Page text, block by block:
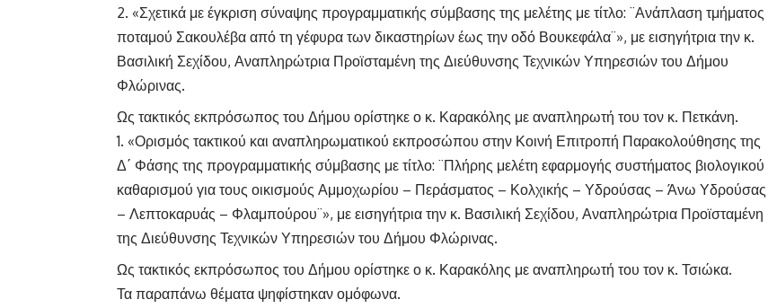
«Σχετικά με έγκριση σύναψης προγραμματικής σύμβασης της μελέτης με τίτλο: ¨Ανάπλαση τμήματος
ποταμού Σακουλέβα από τη γέφυρα των δικαστηρίων έως την οδό Βουκεφάλα¨», με εισηγήτρια την κ.
Βασιλική Σεχίδου, Αναπληρώτρια Προϊσταμένη της Διεύθυνσης Τεχνικών Υπηρεσιών του Δήμου
Φλώρινας.
Ως τακτικός εκπρόσωπος του Δήμου ορίστηκε ο κ. Καρακόλης με αναπληρωτή του τον κ. Πετκάνη.
«Ορισμός τακτικού και αναπληρωματικού εκπροσώπου στην Κοινή Επιτροπή Παρακολούθησης της
Δ΄ Φάσης της προγραμματικής σύμβασης με τίτλο: ¨Πλήρης μελέτη εφαρμογής συστήματος βιολογικού
καθαρισμού για τους οικισμούς Αμμοχωρίου – Περάσματος – Κολχικής – Υδρούσας – Άνω Υδρούσας
– Λεπτοκαρυάς – Φλαμπούρου¨», με εισηγήτρια την κ. Βασιλική Σεχίδου, Αναπληρώτρια Προϊσταμένη
της Διεύθυνσης Τεχνικών Υπηρεσιών του Δήμου Φλώρινας.
Ως τακτικός εκπρόσωπος του Δήμου ορίστηκε ο κ. Καρακόλης με αναπληρωτή του τον κ. Τσιώκα.
Τα παραπάνω θέματα ψηφίστηκαν ομόφωνα.